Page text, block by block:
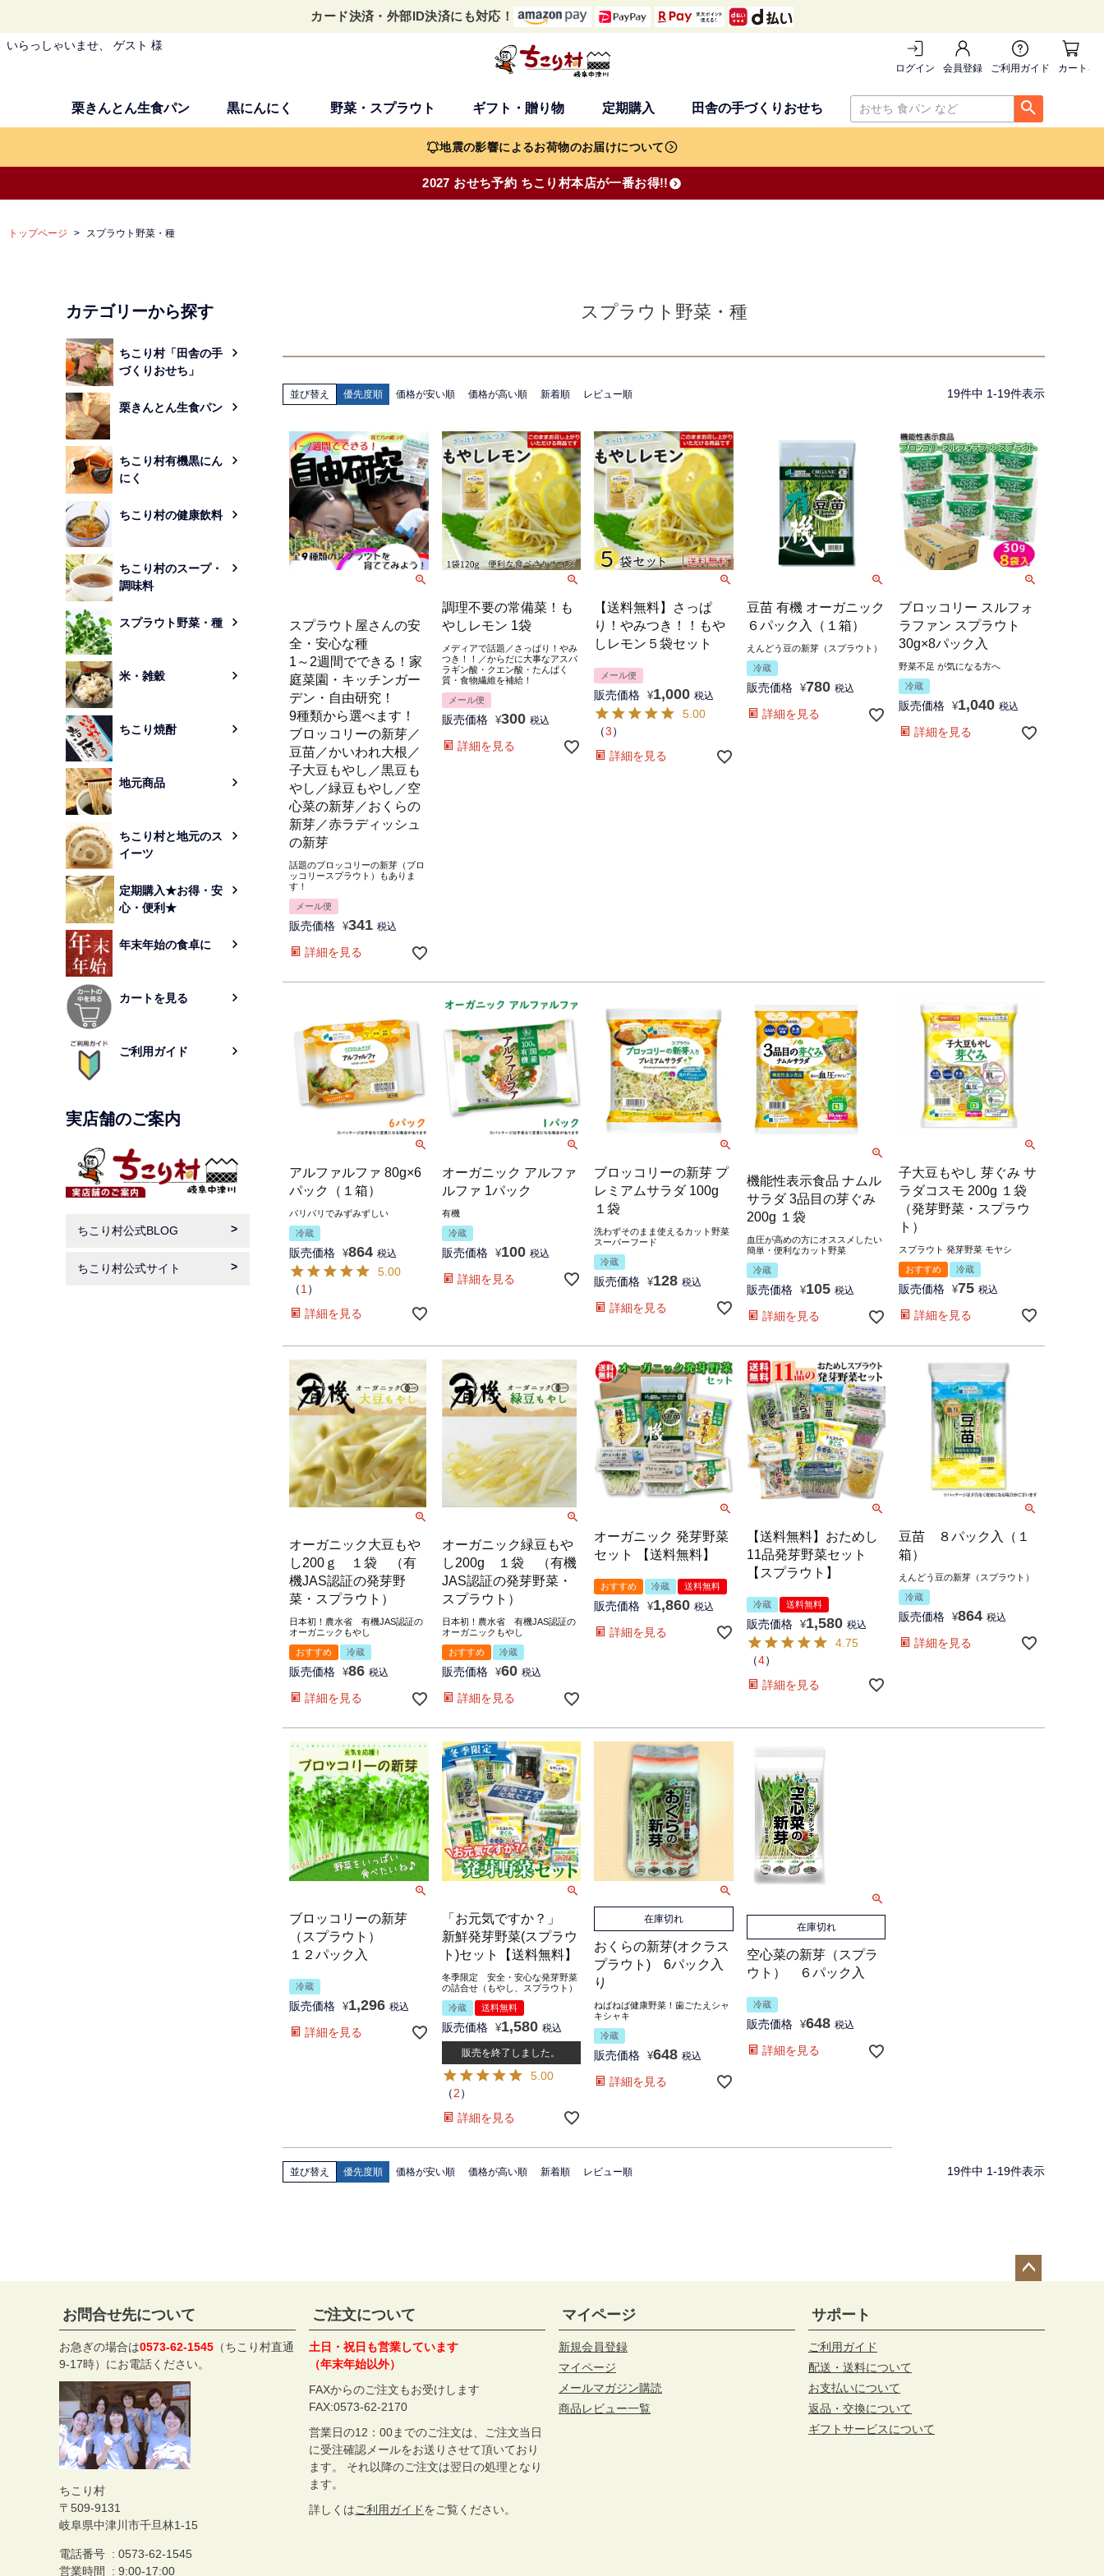
カード決済・外部ID決済にも対応！
いらっしゃいませ、 ゲスト 様
ログイン 会員登録 ご利用ガイド カートを
栗きんとん生食パン 黒にんにく 野菜・スプラウト ギフト・贈り物 定期購入 田舎の手づくりおせち
検索
地震の影響によるお荷物のお届けについて
2027 おせち予約 ちこり村本店が一番お得!!
トップページ スプラウト野菜・種
カテゴリーから探す
ちこり村「田舎の手
づくりおせち」
栗きんとん生食パン
ちこり村有機黒にん
にく
ちこり村の健康飲料
ちこり村のスープ・
調味料
スプラウト野菜・種
米・雑穀
ちこり焼酎
地元商品
ちこり村と地元のス
イーツ
定期購入★お得・安
心・便利★
年末年始の食卓に
カートを見る
ご利用ガイド
実店舗のご案内
ちこり村公式BLOG
ちこり村公式サイト
スプラウト野菜・種
並び替え 優先度順 価格が安い順 価格が高い順 新着順 レビュー順 19件中 1-19件表示
話題のブロッコリーの新芽（ブロ
ッコリースプラウト）もありま
す！
スプラウト屋さんの安
全・安心な種
1～2週間でできる！家
庭菜園・キッチンガー
デン・自由研究！
9種類から選べます！
ブロッコリーの新芽／
豆苗／かいわれ大根／
子大豆もやし／黒豆も
やし／緑豆もやし／空
心菜の新芽／おくらの
新芽／赤ラディッシュ
の新芽
メール便
販売価格 ¥341 税込
詳細を見る
メディアで話題／さっぱり！やみ
つき！！／からだに大事なアスパ
ラギン酸・クエン酸・たんぱく
質・食物繊維を補給！
調理不要の常備菜！も
やしレモン 1袋
メール便
販売価格 ¥300 税込
詳細を見る
【送料無料】さっぱ
り！やみつき！！もや
しレモン５袋セット
メール便
販売価格 ¥1,000 税込
5.00
（3）
詳細を見る
えんどう豆の新芽（スプラウト）
豆苗 有機 オーガニック
６パック入（１箱）
冷蔵
販売価格 ¥780 税込
詳細を見る
野菜不足 が気になる方へ
ブロッコリー スルフォ
ラファン スプラウト
30g×8パック入
冷蔵
販売価格 ¥1,040 税込
詳細を見る
パリパリでみずみずしい
アルファルファ 80g×6
パック（１箱）
冷蔵
販売価格 ¥864 税込
5.00
（1 ）
詳細を見る
有機
オーガニック アルファ
ルファ 1パック
冷蔵
販売価格 ¥100 税込
詳細を見る
洗わずそのまま使えるカット野菜
スーパーフード
ブロッコリーの新芽 プ
レミアムサラダ 100g
１袋
冷蔵
販売価格 ¥128 税込
詳細を見る
血圧が高めの方にオススメしたい
簡単・便利なカット野菜
機能性表示食品 ナムル
サラダ 3品目の芽ぐみ
200g １袋
冷蔵
販売価格 ¥105 税込
詳細を見る
スプラウト 発芽野菜 モヤシ
子大豆もやし 芽ぐみ サ
ラダコスモ 200g １袋
（発芽野菜・スプラウ
ト）
おすすめ 冷蔵
販売価格 ¥75 税込
詳細を見る
日本初！農水省 有機JAS認証の
オーガニックもやし
オーガニック大豆もや
し200ｇ １袋 （有
機JAS認証の発芽野
菜・スプラウト）
おすすめ 冷蔵
販売価格 ¥86 税込
詳細を見る
日本初！農水省 有機JAS認証の
オーガニックもやし
オーガニック緑豆もや
し200g １袋 （有機
JAS認証の発芽野菜・
スプラウト）
おすすめ 冷蔵
販売価格 ¥60 税込
詳細を見る
オーガニック 発芽野菜
セット 【送料無料】
おすすめ 冷蔵 送料無料
販売価格 ¥1,860 税込
詳細を見る
【送料無料】おためし
11品発芽野菜セット
【スプラウト】
冷蔵 送料無料
販売価格 ¥1,580 税込
4.75
（4）
詳細を見る
えんどう豆の新芽（スプラウト）
豆苗 ８パック入（１
箱）
冷蔵
販売価格 ¥864 税込
詳細を見る
ブロッコリーの新芽
（スプラウト）
１２パック入
冷蔵
販売価格 ¥1,296 税込
詳細を見る
冬季限定 安全・安心な発芽野菜
の詰合せ（もやし、スプラウト）
「お元気ですか？」
新鮮発芽野菜(スプラウ
ト)セット【送料無料】
冷蔵 送料無料
販売価格 ¥1,580 税込
販売を終了しました。
5.00
（2）
詳細を見る
在庫切れ
ねばねば健康野菜！歯ごたえシャ
キシャキ
おくらの新芽(オクラス
プラウト) 6パック入
り
冷蔵
販売価格 ¥648 税込
詳細を見る
在庫切れ
空心菜の新芽（スプラ
ウト） ６パック入
冷蔵
販売価格 ¥648 税込
詳細を見る
並び替え 優先度順 価格が安い順 価格が高い順 新着順 レビュー順 19件中 1-19件表示
お問合せ先について
お急ぎの場合は0573-62-1545 （ちこり村直通
9-17時）にお電話ください。
ちこり村
509-9131
岐阜県中津川市千旦林1-15
電話番号
0573-62-1545
営業時間
9:00-17:00
ご注文について
土日・祝日も営業しています
（年末年始以外）
FAXからのご注文もお受けします
FAX:0573-62-2170
営業日の12：00までのご注文は、ご注文当日
に受注確認メールをお送りさせて頂いており
ます。 それ以降のご注文は翌日の処理となり
ます。
詳しくはご利用ガイドをご覧ください。
マイページ
新規会員登録
マイページ
メールマガジン購読
商品レビュー一覧
サポート
ご利用ガイド
配送・送料について
お支払いについて
返品・交換について
ギフトサービスについて